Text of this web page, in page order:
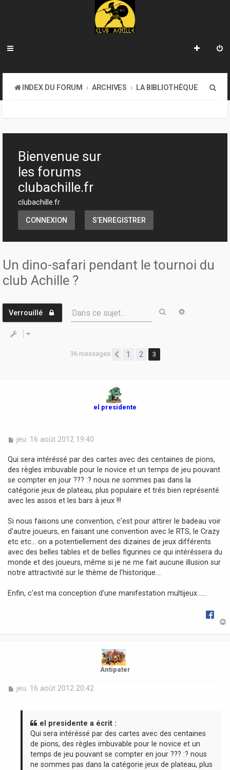
INDEX DU FORUM ARCHIVES LA BIBLIOTHÈQUE
h
Bienvenue sur
les forums
clubachille.fr
clubachille.fr
CONNEXION S’ENREGISTRER
Un dino-safari pendant le tournoi du
club Achille ?
Verrouillé Dans ce sujet… Rechercher
36 messages Précédente
1 2 3
el presidente
M
s
a
g
e
jeu. 16 août 2012 19:40
Qui sera intéréssé par des cartes avec des centaines de pions,
des règles imbuvable pour le novice et un temps de jeu pouvant
se compter en jour ??? :? nous ne sommes pas dans la
catégorie jeux de plateau, plus populaire et trés bien représenté
avec les assos et les bars à jeux !!!
Si nous faisons une convention, c'est pour attirer le badeau voir
d'autre joueurs, en faisant une convention avec le RTS, le Crazy
etc etc... on a potentiellement des dizaines de jeux différents
avec des belles tables et de belles figurines ce qui intéréssera du
monde et des joueurs, même si je ne me fait aucune illusion sur
notre attractivité sur le thème de l'historique....
Enfin, c'est ma conception d'une manifestation multijeux......
Antipater
M
jeu. 16 août 2012 20:42
el presidente a écrit :
Qui sera intéréssé par des cartes avec des centaines
de pions, des règles imbuvable pour le novice et un
temps de jeu pouvant se compter en jour ??? :? nous
ne sommes pas dans la catégorie jeux de plateau, plus